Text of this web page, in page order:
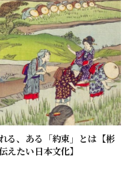
る、ある「約束」とは【彬
えたい日本文化】